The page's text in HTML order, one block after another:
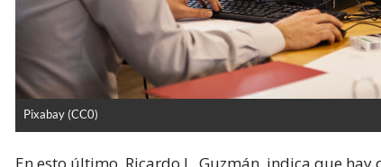
Pixabay (CC0)
En esto último, Ricardo L. Guzmán, indica que